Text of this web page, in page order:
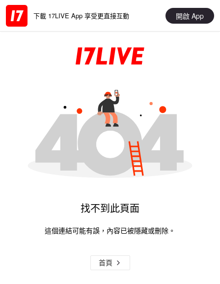
下載 17LIVE App 享受更直接互動 開啟 App
找不到此頁面
這個連結可能有誤，內容已被隱藏或刪除。
首頁